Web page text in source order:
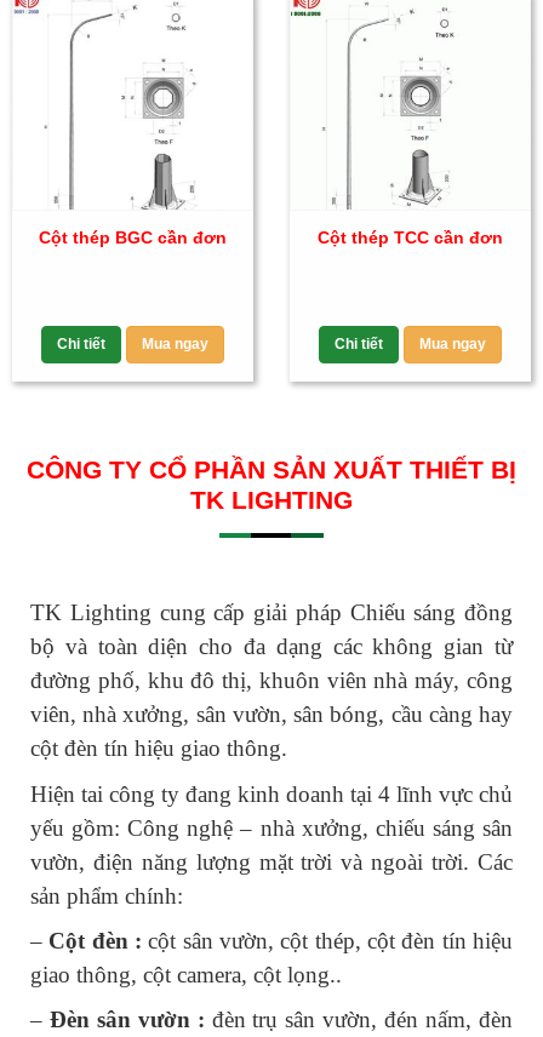
Cột thép BGC cần đơn
Chi tiết Mua ngay
Cột thép TCC cần đơn
Chi tiết Mua ngay
CÔNG TY CỔ PHẦN SẢN XUẤT THIẾT BỊ
TK LIGHTING
TK Lighting cung cấp giải pháp Chiếu sáng đồng
bộ và toàn diện cho đa dạng các không gian từ
đường phố, khu đô thị, khuôn viên nhà máy, công
viên, nhà xưởng, sân vườn, sân bóng, cầu càng hay
cột đèn tín hiệu giao thông.
Hiện tai công ty đang kinh doanh tại 4 lĩnh vực chủ
yếu gồm: Công nghệ – nhà xưởng, chiếu sáng sân
vườn, điện năng lượng mặt trời và ngoài trời. Các
sản phẩm chính:
– Cột đèn : cột sân vườn, cột thép, cột đèn tín hiệu
giao thông, cột camera, cột lọng..
– Đèn sân vườn : đèn trụ sân vườn, đén nấm, đèn